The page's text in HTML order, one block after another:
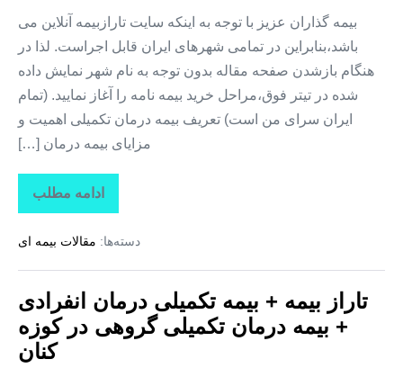
بیمه گذاران عزیز با توجه به اینکه سایت تارازبیمه آنلاین می
باشد،بنابراین در تمامی شهرهای ایران قابل اجراست. لذا در
هنگام بازشدن صفحه مقاله بدون توجه به نام شهر نمایش داده
شده در تیتر فوق،مراحل خرید بیمه نامه را آغاز نمایید. (تمام
ایران سرای من است) تعریف بیمه درمان تکمیلی اهمیت و
مزایای بیمه درمان […]
ادامه مطلب
تاراز
بیمه
بیمه
درمان
+
بیمه
درمان
تکمیلی
گروهی
دسته‌ها: مقالات بیمه ای
تاراز بیمه + بیمه تکمیلی درمان انفرادی
+ بیمه درمان تکمیلی گروهی در کوزه
کنان